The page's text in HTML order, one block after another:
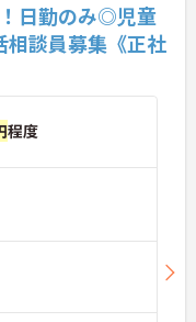
！日勤のみ◎児童
相談員募集《正社
程度